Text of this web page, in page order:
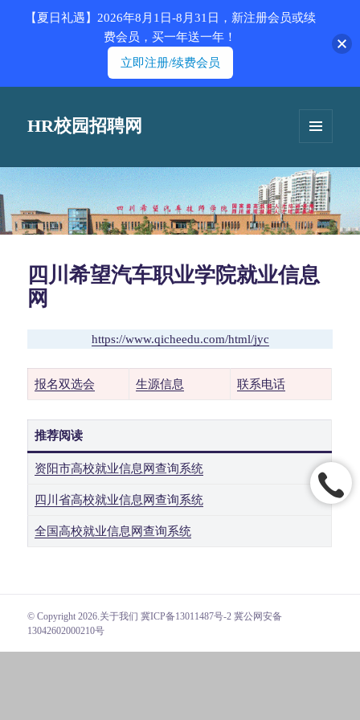
HR校园招聘网
四川希望汽车职业学院就业信息
网
https://www.qicheedu.com/html/jyc
报名双选会 生源信息 联系电话
推荐阅读
资阳市高校就业信息网查询系统
四川省高校就业信息网查询系统
全国高校就业信息网查询系统
© Copyright 2026. 关于我们 冀ICP备13011487号-2 冀公网安备
13042602000210号
【夏日礼遇】2026年8月1日-8月31日，新注册会员或续
费会员，买一年送一年！
立即注册/续费会员